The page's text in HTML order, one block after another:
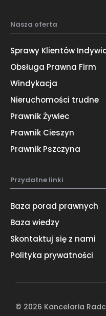
Nasza oferta
Sprawy Klientów
Obsługa Prawna Firm
Windykacja
Nieruchomości trudne
Prawnik Żywiec
Prawnik Cieszyn
Prawnik Pszczyna
Przydatne linki
Baza porad prawnych
Baza wiedzy
Skontaktuj się z nami
Polityka prywatności
© 2026 Kancelaria